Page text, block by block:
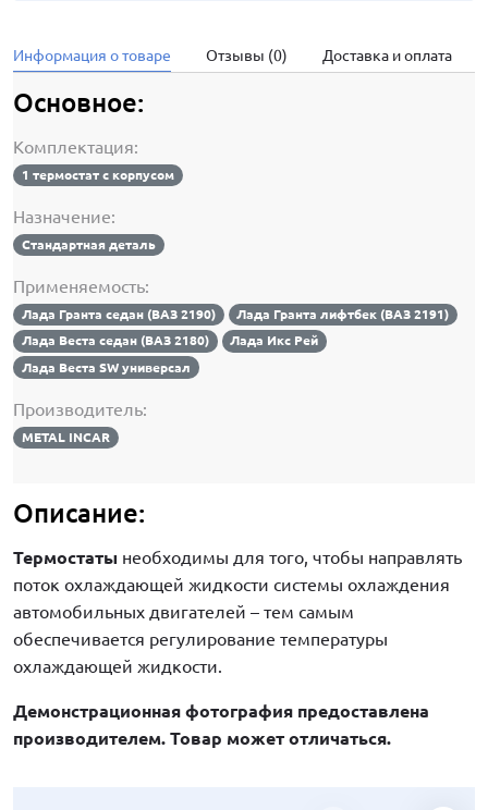
Информация о товаре Отзывы (0) Доставка и оплата
Основное:
Комплектация:
1 термостат с корпусом
Назначение:
Стандартная деталь
Применяемость:
Лада Гранта седан (ВАЗ 2190)
Лада Гранта лифтбек (ВАЗ 2191)
Лада Веста седан (ВАЗ 2180)
Лада Икс Рей
Лада Веста SW универсал
Производитель:
METAL INCAR
Описание:
Термостаты необходимы для того, чтобы направлять
поток охлаждающей жидкости системы охлаждения
автомобильных двигателей – тем самым
обеспечивается регулирование температуры
охлаждающей жидкости.
Демонстрационная фотография предоставлена
производителем. Товар может отличаться.